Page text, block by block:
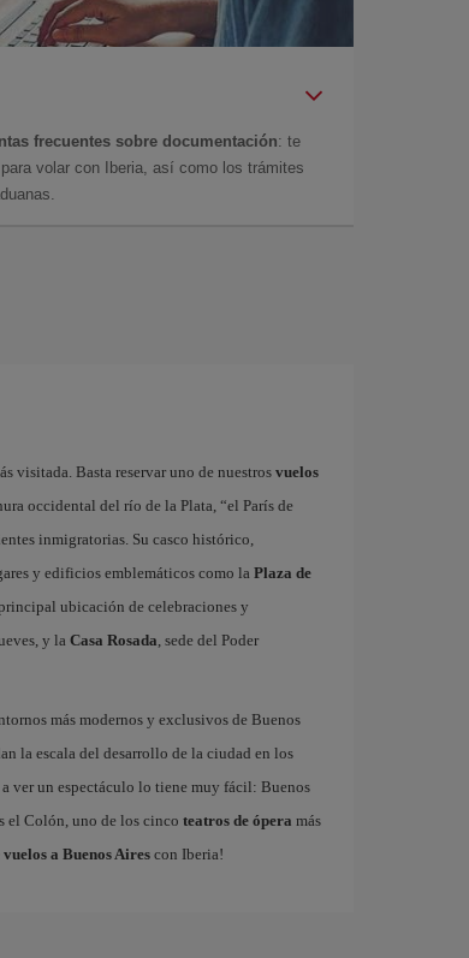
frecuentes sobre documentación: te
volar con Iberia, así como los trámites
visitada. Basta reservar uno de nuestros vuelos
occidental del río de la Plata, “el París de
inmigratorias. Su casco histórico,
y edificios emblemáticos como la Plaza de
ubicación de celebraciones y
y la Casa Rosada, sede del Poder
más modernos y exclusivos de Buenos
la escala del desarrollo de la ciudad en los
ver un espectáculo lo tiene muy fácil: Buenos
el Colón, uno de los cinco teatros de ópera más
a Buenos Airescon Iberia!